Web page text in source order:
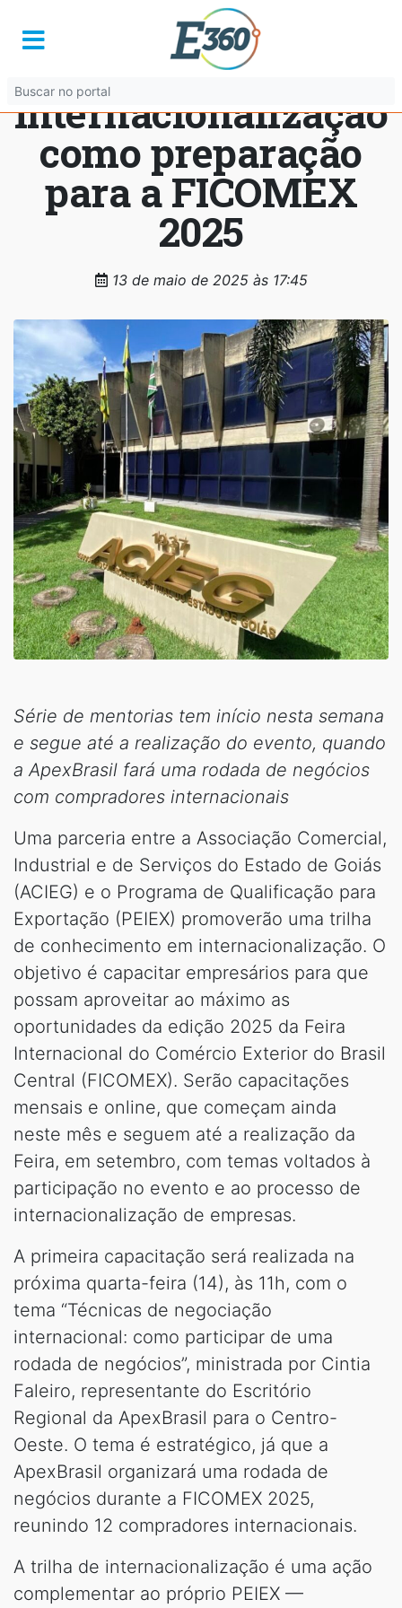
PEIEX e ACIEG
lançam Trilha de
Internacionalização
como preparação
para a FICOMEX
2025
13 de maio de 2025 às 17:45
Série de mentorias tem início nesta semana
e segue até a realização do evento, quando
a ApexBrasil fará uma rodada de negócios
com compradores internacionais
Uma parceria entre a Associação Comercial,
Industrial e de Serviços do Estado de Goiás
(ACIEG) e o Programa de Qualificação para
Exportação (PEIEX) promoverão uma trilha
de conhecimento em internacionalização. O
objetivo é capacitar empresários para que
possam aproveitar ao máximo as
oportunidades da edição 2025 da Feira
Internacional do Comércio Exterior do Brasil
Central (FICOMEX). Serão capacitações
mensais e online, que começam ainda
neste mês e seguem até a realização da
Feira, em setembro, com temas voltados à
participação no evento e ao processo de
internacionalização de empresas.
A primeira capacitação será realizada na
próxima quarta-feira (14), às 11h, com o
tema “Técnicas de negociação
internacional: como participar de uma
rodada de negócios”, ministrada por Cintia
Faleiro, representante do Escritório
Regional da ApexBrasil para o Centro-
Oeste. O tema é estratégico, já que a
ApexBrasil organizará uma rodada de
negócios durante a FICOMEX 2025,
reunindo 12 compradores internacionais.
A trilha de internacionalização é uma ação
complementar ao próprio PEIEX —